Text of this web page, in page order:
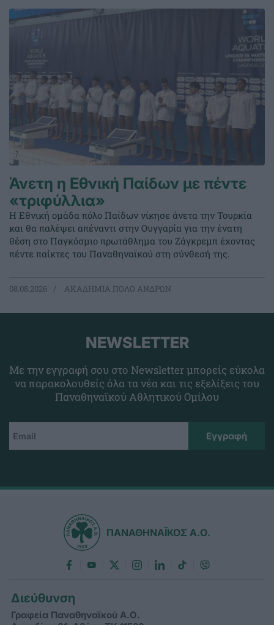
Άνετη η Εθνική Παίδων με πέντε
«τριφύλλια»
Η Εθνική ομάδα πόλο Παίδων νίκησε άνετα την Τουρκία
και θα παλέψει απέναντι στην Ουγγαρία για την ένατη
θέση στο Παγκόσμιο πρωτάθλημα του Ζάγκρεμπ έχοντας
πέντε παίκτες του Παναθηναϊκού στη σύνθεσή της.
08.08.2026 ΑΚΑΔΗΜΙΑ ΠΟΛΟ ΑΝΔΡΩΝ
NEWSLETTER
Με την εγγραφή σου στο Newsletter μπορείς εύκολα
να παρακολουθείς όλα τα νέα και τις εξελίξεις του
Παναθηναϊκού Αθλητικού Ομίλου
ΠΑΝΑΘΗΝΑΪΚΟΣ Α.Ο.
Διεύθυνση
Γραφεία Παναθηναϊκού Α.Ο.